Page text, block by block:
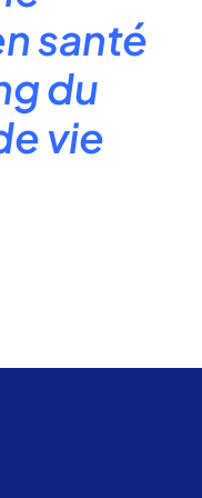
santé
du
vie